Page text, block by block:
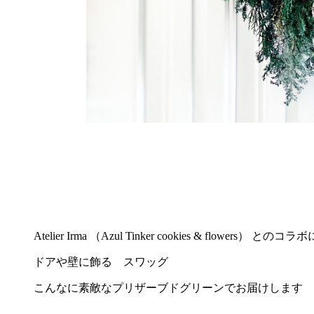
Atelier Irma （Azul Tinker cookies & flowers） とのコラボ
ドアや壁に飾る スワッグ
こんなに素敵なプリザーブドグリーンでお届けします